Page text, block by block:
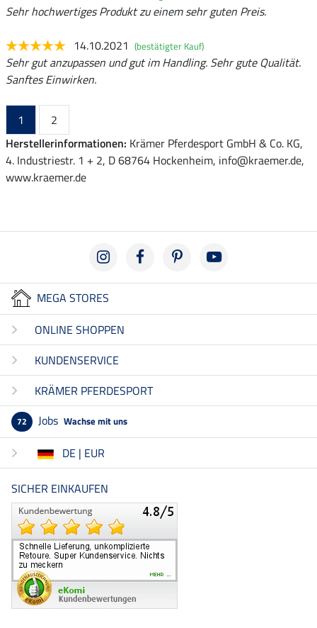
Sehr hochwertiges Produkt zu einem sehr guten Preis.
14.10.2021 (bestätigter Kauf)
Sehr gut anzupassen und gut im Handling. Sehr gute Qualität.
Sanftes Einwirken.
1
2
Herstellerinformationen: Krämer Pferdesport GmbH & Co. KG,
4. Industriestr. 1 + 2, D 68764 Hockenheim, info@kraemer.de,
www.kraemer.de
MEGA STORES
ONLINE SHOPPEN
KUNDENSERVICE
KRÄMER PFERDESPORT
72 Jobs Wachse mit uns
DE | EUR
SICHER EINKAUFEN